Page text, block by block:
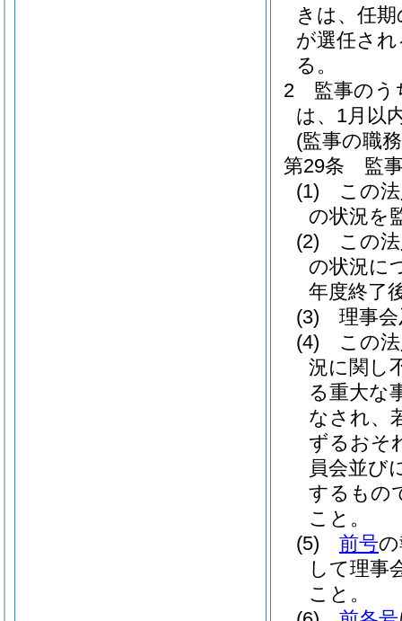
きは、任
が選任さ
る。
2
監事のう
は、1月以
(監事の職
第29条
監
(1)
この
の状況を
(2)
この
の状況に
年度終了
(3)
理事
(4)
この
況に関し
る重大な
なされ、
ずるおそ
員会並び
するもの
こと。
(5)
前号
して理事
こと。